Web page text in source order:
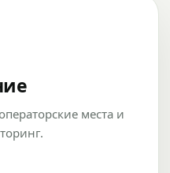
места и